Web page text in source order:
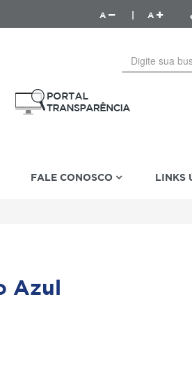
A A
FALE CONOSCO LINKS
Azul